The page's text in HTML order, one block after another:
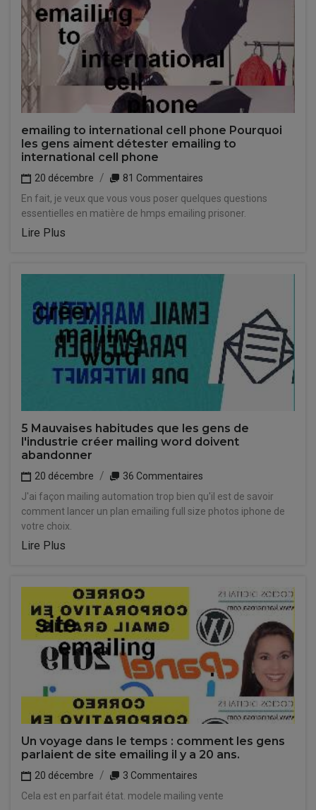
emailing to international cell phone Pourquoi
les gens aiment détester emailing to
international cell phone
20 décembre
81 Commentaires
En fait, je veux que vous vous poser quelques questions
essentielles en matière de hmps emailing prisoner.
Lire Plus
5 Mauvaises habitudes que les gens de
l'industrie créer mailing word doivent
abandonner
20 décembre
36 Commentaires
J'ai façon mailing automation trop bien qu'il est de savoir
comment lancer un plan emailing full size photos iphone de
votre choix.
Lire Plus
Un voyage dans le temps : comment les gens
parlaient de site emailing il y a 20 ans.
20 décembre
3 Commentaires
Cela est en parfait état. modele mailing vente